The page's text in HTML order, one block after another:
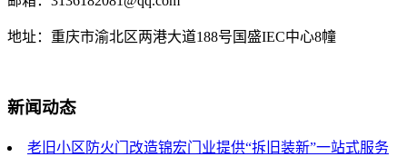
地址：重庆市渝北区两港大道188号国盛IEC中心8幢
新闻动态
老旧小区防火门改造锦宏门业提供“拆旧装新”一站式服务